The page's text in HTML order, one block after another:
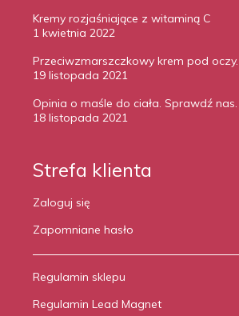
Kremy rozjaśniające z witaminą C
1 kwietnia 2022
Przeciwzmarszczkowy krem pod oczy.
19 listopada 2021
Opinia o maśle do ciała. Sprawdź nas.
18 listopada 2021
Strefa klienta
Zaloguj się
Zapomniane hasło
Regulamin sklepu
Regulamin Lead Magnet